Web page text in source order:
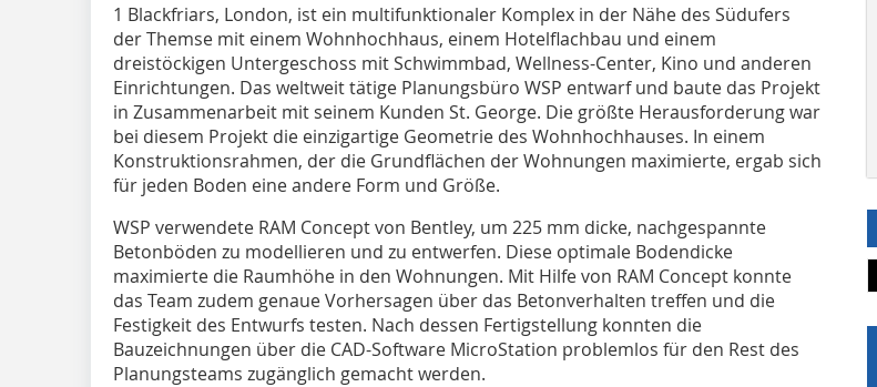
1 Blackfriars, London, ist ein multifunktionaler Komplex in der Nähe des Südufers
der Themse mit einem Wohnhochhaus, einem Hotelflachbau und einem
dreistöckigen Untergeschoss mit Schwimmbad, Wellness-Center, Kino und anderen
Einrichtungen. Das weltweit tätige Planungsbüro WSP entwarf und baute das Projekt
in Zusammenarbeit mit seinem Kunden St. George. Die größte Herausforderung war
bei diesem Projekt die einzigartige Geometrie des Wohnhochhauses. In einem
Konstruktionsrahmen, der die Grundflächen der Wohnungen maximierte, ergab sich
für jeden Boden eine andere Form und Größe.
WSP verwendete RAM Concept von Bentley, um 225 mm dicke, nachgespannte
Betonböden zu modellieren und zu entwerfen. Diese optimale Bodendicke
maximierte die Raumhöhe in den Wohnungen. Mit Hilfe von RAM Concept konnte
das Team zudem genaue Vorhersagen über das Betonverhalten treffen und die
Festigkeit des Entwurfs testen. Nach dessen Fertigstellung konnten die
Bauzeichnungen über die CAD-Software MicroStation problemlos für den Rest des
Planungsteams zugänglich gemacht werden.